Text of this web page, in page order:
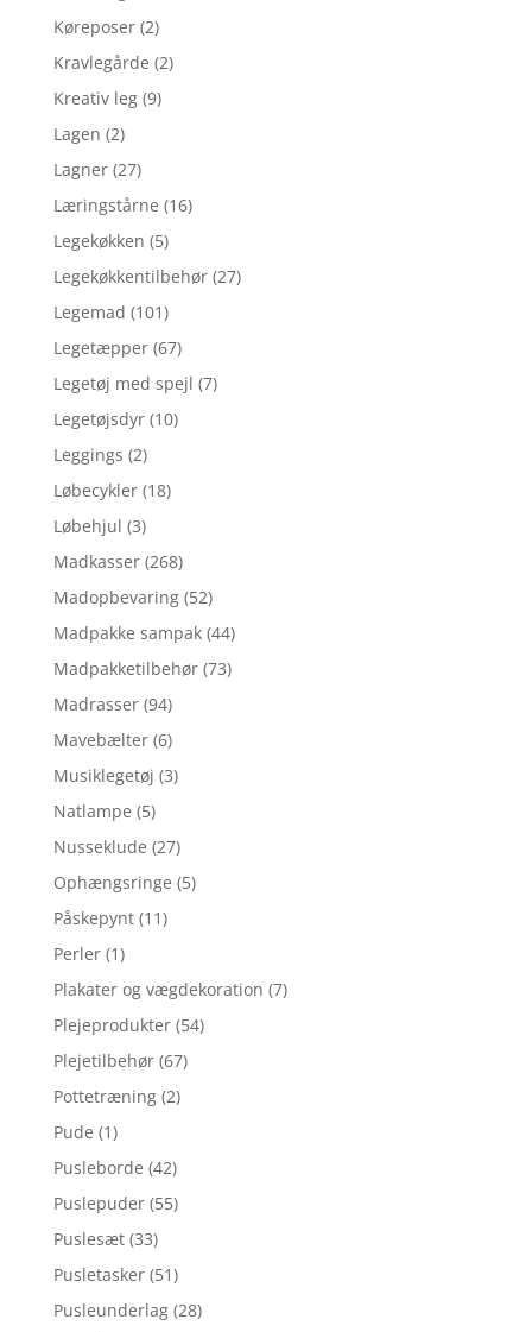
Køreposer (2)
Kravlegårde (2)
Kreativ leg (9)
Lagen (2)
Lagner (27)
Læringstårne (16)
Legekøkken (5)
Legekøkkentilbehør (27)
Legemad (101)
Legetæpper (67)
Legetøj med spejl (7)
Legetøjsdyr (10)
Leggings (2)
Løbecykler (18)
Løbehjul (3)
Madkasser (268)
Madopbevaring (52)
Madpakke sampak (44)
Madpakketilbehør (73)
Madrasser (94)
Mavebælter (6)
Musiklegetøj (3)
Natlampe (5)
Nusseklude (27)
Ophængsringe (5)
Påskepynt (11)
Perler (1)
Plakater og vægdekoration (7)
Plejeprodukter (54)
Plejetilbehør (67)
Pottetræning (2)
Pude (1)
Pusleborde (42)
Puslepuder (55)
Puslesæt (33)
Pusletasker (51)
Pusleunderlag (28)